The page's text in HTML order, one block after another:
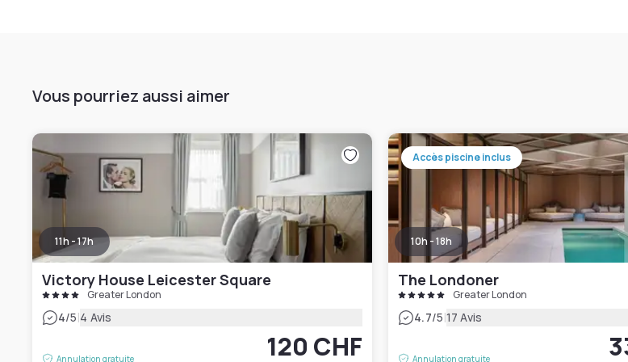
Vous pourriez aussi aimer
11h - 17h
Victory House Leicester Square
Greater London
4/5|4 Avis
Annulation gratuite 120 CHF
Accès piscine inclus
10h - 18h
The Londoner
Greater London
4.7/5|17 Avis
Annulation gratuite